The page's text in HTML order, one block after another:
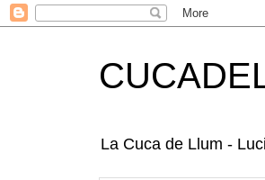
La Cuca de Llum -